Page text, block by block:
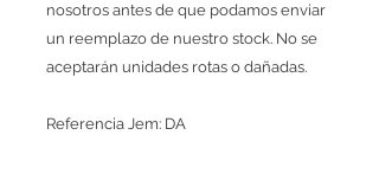
nosotros antes de que podamos enviar
un reemplazo de nuestro stock. No se
aceptarán unidades rotas o dañadas.
Referencia Jem: DA